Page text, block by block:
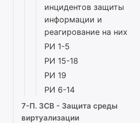
инцидентов защиты
информации и
реагирование на них
РИ 1-5
РИ 15-18
РИ 19
РИ 6-14
7-П. ЗСВ - Защита среды
виртуализации